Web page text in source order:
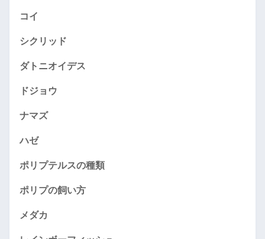
コイ
シクリッド
ダトニオイデス
ドジョウ
ナマズ
ハゼ
ポリプテルスの種類
ポリプの飼い方
メダカ